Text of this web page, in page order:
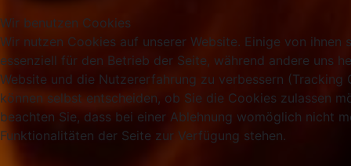
Wir benutzen Cookies
Wir nutzen Cookies auf unserer Website. Einige von ihnen
essenziell für den Betrieb der Seite, während andere uns
Website und die Nutzererfahrung zu verbessern (Tracking
können selbst entscheiden, ob Sie die Cookies zulassen
beachten Sie, dass bei einer Ablehnung womöglich nicht
Funktionalitäten der Seite zur Verfügung stehen.